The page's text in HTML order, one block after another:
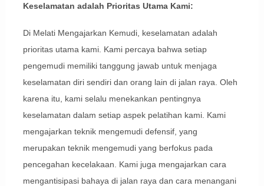
Keselamatan adalah Prioritas Utama Kami:
Di Melati Mengajarkan Kemudi, keselamatan adalah
prioritas utama kami. Kami percaya bahwa setiap
pengemudi memiliki tanggung jawab untuk menjaga
keselamatan diri sendiri dan orang lain di jalan raya. Oleh
karena itu, kami selalu menekankan pentingnya
keselamatan dalam setiap aspek pelatihan kami. Kami
mengajarkan teknik mengemudi defensif, yang
merupakan teknik mengemudi yang berfokus pada
pencegahan kecelakaan. Kami juga mengajarkan cara
mengantisipasi bahaya di jalan raya dan cara menangani